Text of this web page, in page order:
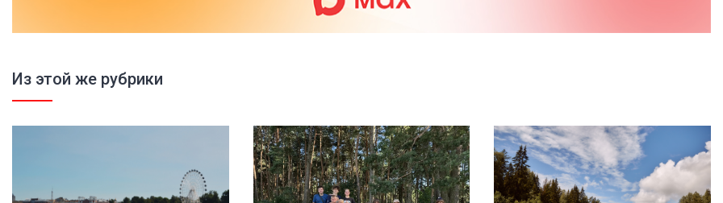
Из этой же рубрики